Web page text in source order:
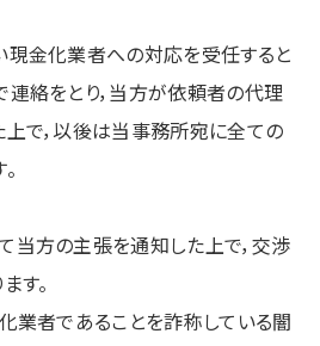
現金化業者への対応を受任すると
絡をとり，当方が依頼者の代理
上で，以後は当事務所宛に全ての
当方の主張を通知した上で，交渉
す。
業者であることを詐称している闇